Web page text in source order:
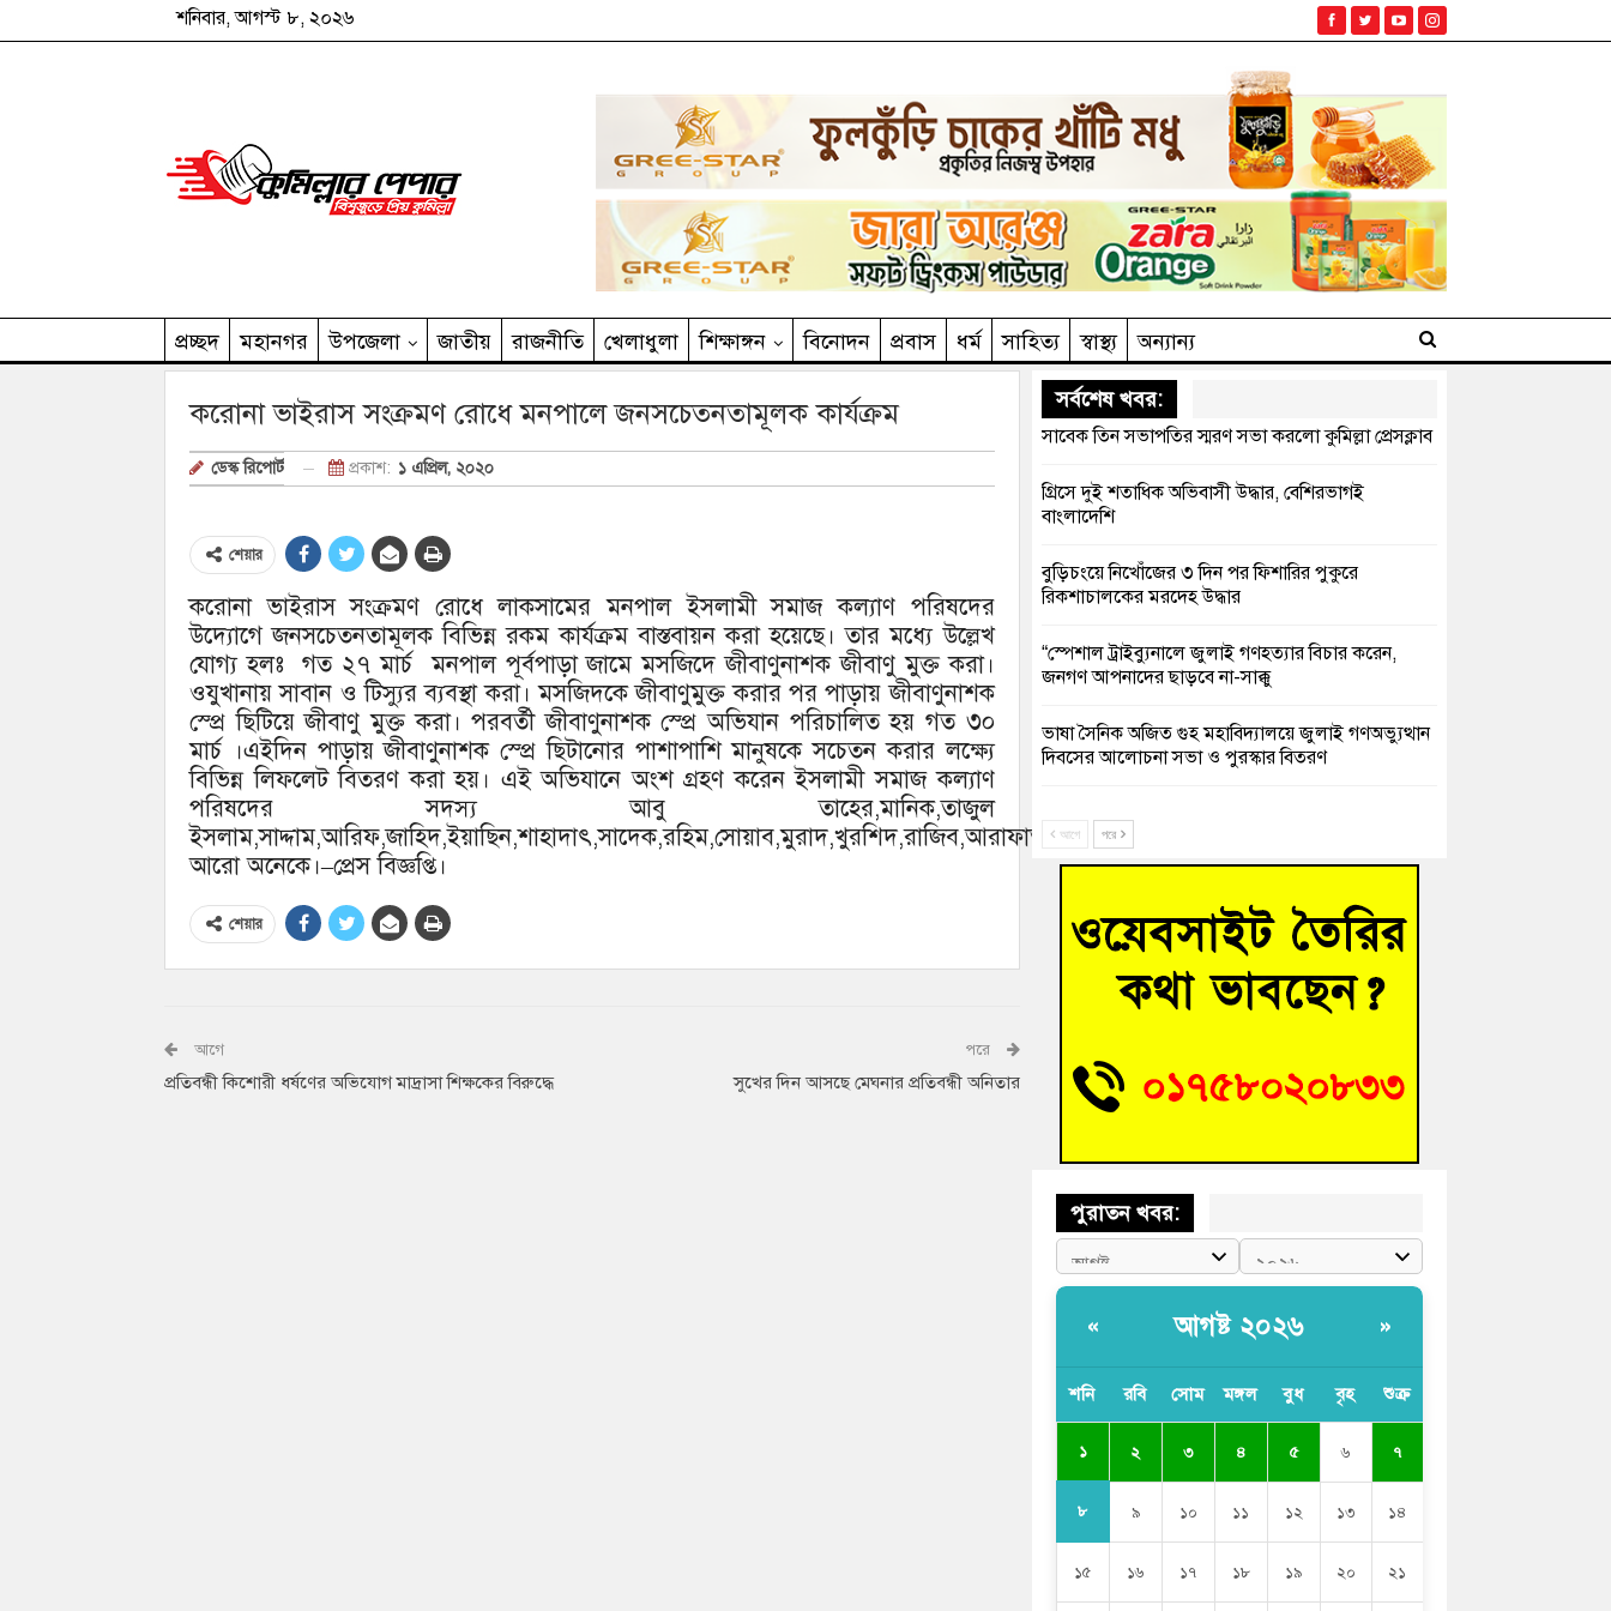
শনিবার, আগস্ট ৮, ২০২৬
প্রচ্ছদ মহানগর উপজেলা জাতীয় রাজনীতি খেলাধুলা শিক্ষাঙ্গন বিনোদন প্রবাস ধর্ম সাহিত‌্য স্বাস্থ্য
অন্যান্য
করোনা ভাইরাস সংক্রমণ রোধে মনপালে জনসচেতনতামূলক কার্যক্রম
ডেস্ক রিপোর্ট প্রকাশ: ১ এপ্রিল, ২০২০
শেয়ার
করোনা ভাইরাস সংক্রমণ রোধে লাকসামের মনপাল ইসলামী সমাজ কল্যাণ পরিষদের
উদ্যোগে জনসচেতনতামূলক বিভিন্ন রকম কার্যক্রম বাস্তবায়ন করা হয়েছে। তার মধ্যে উল্লেখ
যোগ্য হলঃ গত ২৭ মার্চ মনপাল পূর্বপাড়া জামে মসজিদে জীবাণুনাশক জীবাণু মুক্ত করা।
ওযুখানায় সাবান ও টিস্যুর ব্যবস্থা করা। মসজিদকে জীবাণুমুক্ত করার পর পাড়ায় জীবাণুনাশক
স্প্রে ছিটিয়ে জীবাণু মুক্ত করা। পরবর্তী জীবাণুনাশক স্প্রে অভিযান পরিচালিত হয় গত ৩০
মার্চ ।এইদিন পাড়ায় জীবাণুনাশক স্প্রে ছিটানোর পাশাপাশি মানুষকে সচেতন করার লক্ষ্যে
বিভিন্ন লিফলেট বিতরণ করা হয়। এই অভিযানে অংশ গ্রহণ করেন ইসলামী সমাজ কল্যাণ
পরিষদের সদস্য আবু তাহের,মানিক,তাজুল
ইসলাম,সাদ্দাম,আরিফ,জাহিদ,ইয়াছিন,শাহাদাৎ,সাদেক,রহিম,সোয়াব,মুরাদ,খুরশিদ,রাজিব,আরাফাত,সামাদ,জুয়েল,আরমান,ইব্রাহিমসহ
আরো অনেকে।–প্রেস বিজ্ঞপ্তি।
শেয়ার
আগে
প্রতিবন্ধী কিশোরী ধর্ষণের অভিযোগ মাদ্রাসা শিক্ষকের বিরুদ্ধে
পরে
সুখের দিন আসছে মেঘনার প্রতিবন্ধী অনিতার
সর্বশেষ খবর:
সাবেক তিন সভাপতির স্মরণ সভা করলো কুমিল্লা প্রেসক্লাব
গ্রিসে দুই শতাধিক অভিবাসী উদ্ধার, বেশিরভাগই
বাংলাদেশি
বুড়িচংয়ে নিখোঁজের ৩ দিন পর ফিশারির পুকুরে
রিকশাচালকের মরদেহ উদ্ধার
“স্পেশাল ট্রাইব্যুনালে জুলাই গণহত্যার বিচার করেন,
জনগণ আপনাদের ছাড়বে না-সাক্কু
ভাষা সৈনিক অজিত গুহ মহাবিদ্যালয়ে জুলাই গণঅভ্যুত্থান
দিবসের আলোচনা সভা ও পুরস্কার বিতরণ
‘হাসিনাকে ফেরাতে তৎপরতা’ কুবিতে ১১ শিক্ষককে ঘিরে
ফ্যাক্ট-ফাইন্ডিং কমিটি গঠন
জুলাই গণঅভ্যুত্থান দিবসে কুমিল্লায় শ্রদ্ধা, র‍্যালি ও সংবর্ধনা
তনু হত্যা মামলায় গ্রেফতার সাবেক সেনা সদস্য হাফিজুর
আহত শিক্ষার্থীদের দেখতে গিয়ে মেডিকেলের ক্যান্টিনে
অবরুদ্ধ জবি শিক্ষক
আগে পরে
পুরাতন খবর:
« আগষ্ট ২০২৬ »
শনি রবি সোম মঙ্গল বুধ বৃহ শুক্র
১ ২ ৩ ৪ ৫ ৬ ৭
৮ ৯ ১০ ১১ ১২ ১৩ ১৪
১৫ ১৬ ১৭ ১৮ ১৯ ২০ ২১